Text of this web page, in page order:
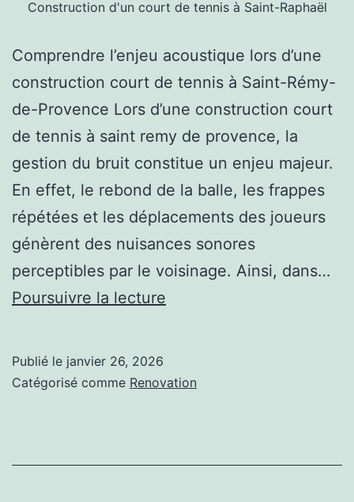
Construction d'un court de tennis à Saint-Raphaël
Comprendre l’enjeu acoustique lors d’une
construction court de tennis à Saint-Rémy-
de-Provence Lors d’une construction court
de tennis à saint remy de provence, la
gestion du bruit constitue un enjeu majeur.
En effet, le rebond de la balle, les frappes
répétées et les déplacements des joueurs
génèrent des nuisances sonores
perceptibles par le voisinage. Ainsi, dans…
Poursuivre la lecture
de
Publié le janvier 26, 2026
Catégorisé comme Renovation